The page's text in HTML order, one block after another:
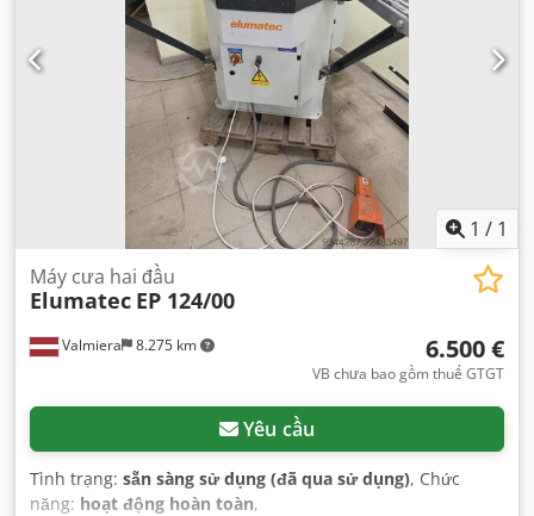
1 / 1
Valmiera 8.275 km
Máy cưa hai đầu
Elumatec EP 124/00
6.500 €
VB chưa bao gồm thuế GTGT
Yêu cầu
Tình trạng: sẵn sàng sử dụng (đã qua sử dụng), Chức
năng: hoạt động hoàn toàn,